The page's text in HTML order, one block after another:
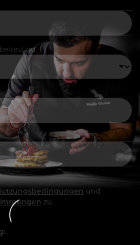
du
und
zu.